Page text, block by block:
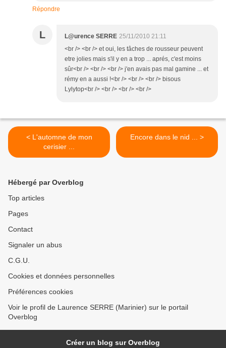
Répondre
L L@urence SERRE 25/11/2010 21:11
<br /> <br /> et oui, les tâches de rousseur peuvent
etre jolies mais s'il y en a trop ... aprés, c'est moins
sûr<br /> <br /> <br /> j'en avais pas mal gamine ... et
rémy en a aussi !<br /> <br /> <br /> bisous
Lylytop<br /> <br /> <br /> <br />
< L'automne de mon
cerisier ...
Encore dans le nid ... >
Hébergé par Overblog
Top articles
Pages
Contact
Signaler un abus
C.G.U.
Cookies et données personnelles
Préférences cookies
Voir le profil de Laurence SERRE (Marinier) sur le portail
Overblog
Créer un blog sur Overblog